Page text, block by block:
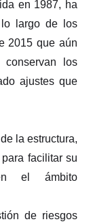
en 1987, ha
lo largo de los
2015 que aún
los
ajustes que
la estructura,
facilitar su
el ámbito
de riesgos